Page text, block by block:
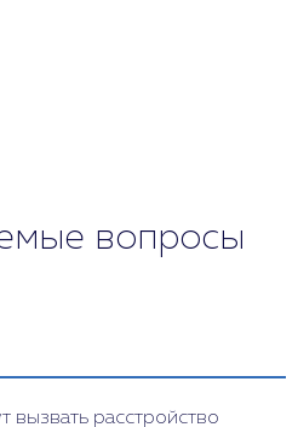
вопросы
вызвать расстройство